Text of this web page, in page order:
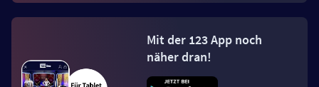
Mit der 123 App noch
näher dran!